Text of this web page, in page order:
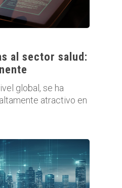
al sector salud:
global, se ha
atractivo en